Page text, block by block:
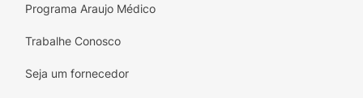
Programa Araujo Médico
Trabalhe Conosco
Seja um fornecedor